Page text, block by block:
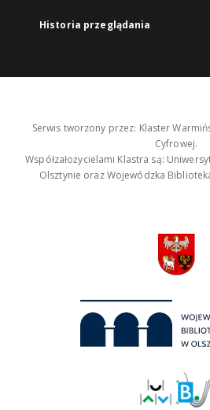
Historia przeglądania
Serwis tworzony przez: Klaster
Cyfrowej.
Współzałożycielami Klastra są:
Olsztynie oraz Wojewódzka